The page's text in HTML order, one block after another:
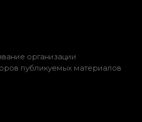
организации
публикуемых материалов